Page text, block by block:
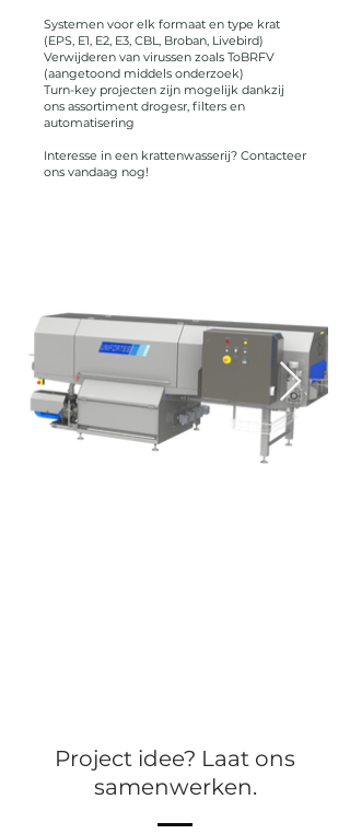
Systemen voor elk formaat en type krat
(EPS, E1, E2, E3, CBL, Broban, Livebird)
Verwijderen van virussen zoals ToBRFV
(aangetoond middels onderzoek)
Turn-key projecten zijn mogelijk dankzij
ons assortiment drogesr, filters en
automatisering
Interesse in een krattenwasserij? Contacteer
ons vandaag nog!
Project idee? Laat ons
samenwerken.